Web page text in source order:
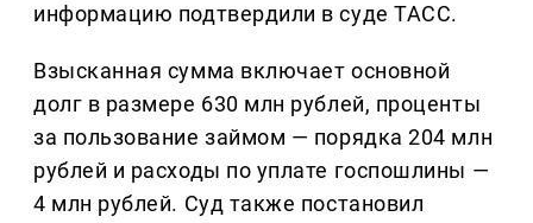
информацию подтвердили в суде ТАСС.
Взысканная сумма включает основной
долг в размере 630 млн рублей, проценты
за пользование займом — порядка 204 млн
рублей и расходы по уплате госпошлины —
4 млн рублей. Суд также постановил